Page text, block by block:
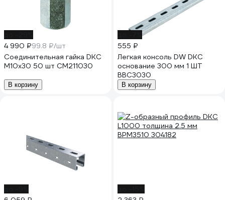
4 990 ₽99.8 ₽/шт
Соединительная гайка DKC
М10x30 50 шт CM211030
В корзину
555 ₽
Легкая консоль DW DKC
основание 300 мм 1 ШТ
BBC3030
В корзину